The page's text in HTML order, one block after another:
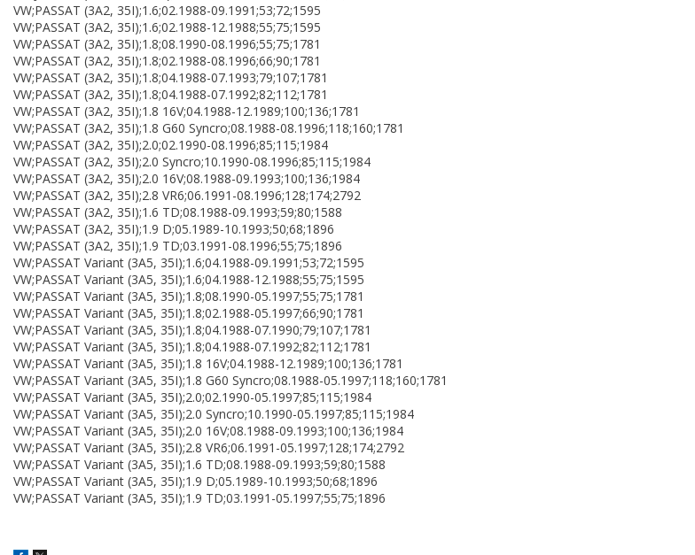
VW;PASSAT (3A2, 35I);1.6;02.1988-09.1991;53;72;1595
VW;PASSAT (3A2, 35I);1.6;02.1988-12.1988;55;75;1595
VW;PASSAT (3A2, 35I);1.8;08.1990-08.1996;55;75;1781
VW;PASSAT (3A2, 35I);1.8;02.1988-08.1996;66;90;1781
VW;PASSAT (3A2, 35I);1.8;04.1988-07.1993;79;107;1781
VW;PASSAT (3A2, 35I);1.8;04.1988-07.1992;82;112;1781
VW;PASSAT (3A2, 35I);1.8 16V;04.1988-12.1989;100;136;1781
VW;PASSAT (3A2, 35I);1.8 G60 Syncro;08.1988-08.1996;118;160;1781
VW;PASSAT (3A2, 35I);2.0;02.1990-08.1996;85;115;1984
VW;PASSAT (3A2, 35I);2.0 Syncro;10.1990-08.1996;85;115;1984
VW;PASSAT (3A2, 35I);2.0 16V;08.1988-09.1993;100;136;1984
VW;PASSAT (3A2, 35I);2.8 VR6;06.1991-08.1996;128;174;2792
VW;PASSAT (3A2, 35I);1.6 TD;08.1988-09.1993;59;80;1588
VW;PASSAT (3A2, 35I);1.9 D;05.1989-10.1993;50;68;1896
VW;PASSAT (3A2, 35I);1.9 TD;03.1991-08.1996;55;75;1896
VW;PASSAT Variant (3A5, 35I);1.6;04.1988-09.1991;53;72;1595
VW;PASSAT Variant (3A5, 35I);1.6;04.1988-12.1988;55;75;1595
VW;PASSAT Variant (3A5, 35I);1.8;08.1990-05.1997;55;75;1781
VW;PASSAT Variant (3A5, 35I);1.8;02.1988-05.1997;66;90;1781
VW;PASSAT Variant (3A5, 35I);1.8;04.1988-07.1990;79;107;1781
VW;PASSAT Variant (3A5, 35I);1.8;04.1988-07.1992;82;112;1781
VW;PASSAT Variant (3A5, 35I);1.8 16V;04.1988-12.1989;100;136;1781
VW;PASSAT Variant (3A5, 35I);1.8 G60 Syncro;08.1988-05.1997;118;160;1781
VW;PASSAT Variant (3A5, 35I);2.0;02.1990-05.1997;85;115;1984
VW;PASSAT Variant (3A5, 35I);2.0 Syncro;10.1990-05.1997;85;115;1984
VW;PASSAT Variant (3A5, 35I);2.0 16V;08.1988-09.1993;100;136;1984
VW;PASSAT Variant (3A5, 35I);2.8 VR6;06.1991-05.1997;128;174;2792
VW;PASSAT Variant (3A5, 35I);1.6 TD;08.1988-09.1993;59;80;1588
VW;PASSAT Variant (3A5, 35I);1.9 D;05.1989-10.1993;50;68;1896
VW;PASSAT Variant (3A5, 35I);1.9 TD;03.1991-05.1997;55;75;1896